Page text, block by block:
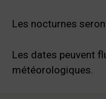
Les nocturnes
Les dates peuvent
météorologiques.